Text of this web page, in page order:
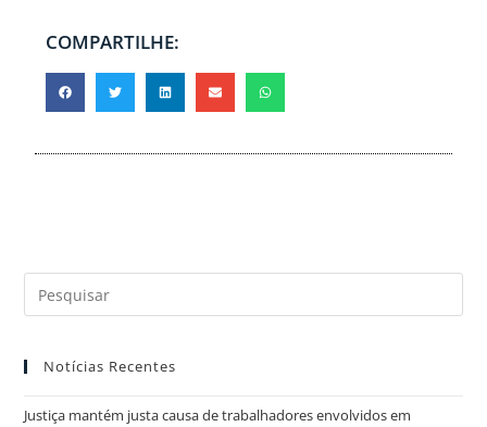
COMPARTILHE:
Notícias Recentes
Justiça mantém justa causa de trabalhadores envolvidos em